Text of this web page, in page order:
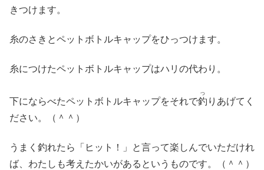
きつけます。
糸のさきとペットボトルキャップをひっつけます。
糸につけたペットボトルキャップはハリの代わり。
下にならべたペットボトルキャップをそれで釣
つ
りあげてく
ださい。（＾＾）
うまく釣れたら「ヒット！」と言って楽しんでいただけれ
ば、わたしも考えたかいがあるというものです。（＾＾）